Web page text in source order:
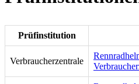
Prüfinstitution
Verbraucherzentrale